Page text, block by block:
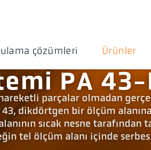
çözümleri Ürünler
PA 43-
parçalar olmadan
dikdörtgen bir ölçüm
sıcak nesne tarafından
tel ölçüm alanı içinde serbes